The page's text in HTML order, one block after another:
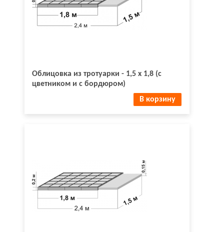
Облицовка из тротуарки - 1,5 х 1,8 (с
цветником и с бордюром)
В корзину